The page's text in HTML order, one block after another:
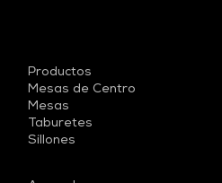
Productos
Mesas de Centro
Mesas
Taburetes
Sillones